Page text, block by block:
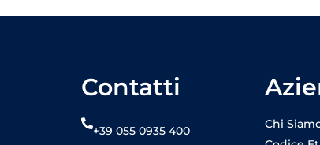
Contatti
+39 055 0935 400
Chi